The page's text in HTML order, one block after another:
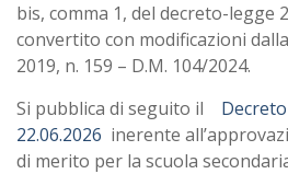
bis, comma 1, del decreto-legge
convertito con modificazioni
2019, n. 159 – D.M. 104/2024.
Si pubblica di seguito il
22.06.2026 inerente
di merito per la scuola